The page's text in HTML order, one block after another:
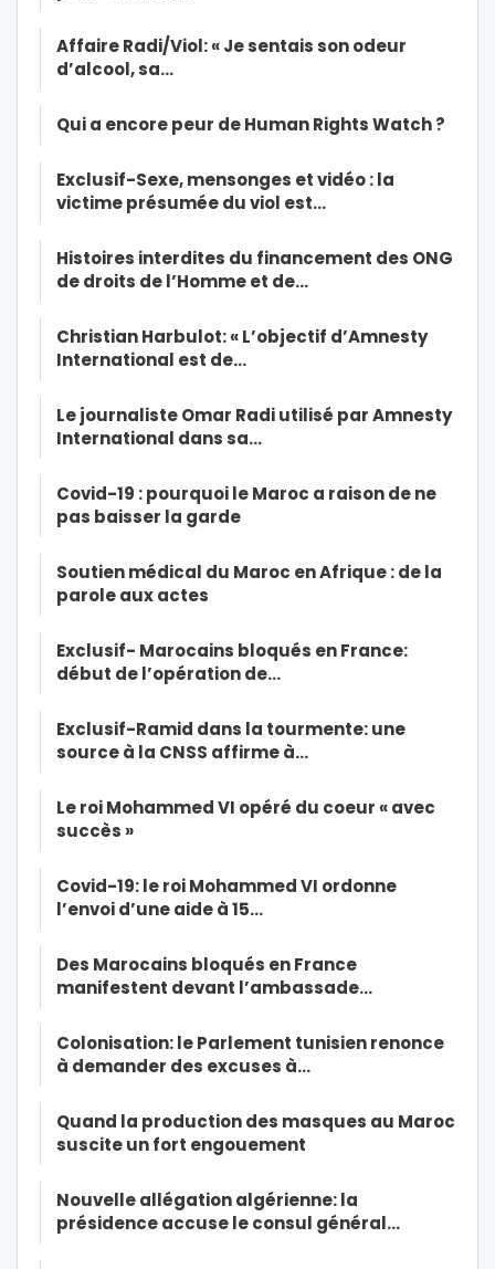
Affaire Radi/Viol: « Je sentais son odeur
d’alcool, sa…
Qui a encore peur de Human Rights Watch ?
Exclusif-Sexe, mensonges et vidéo : la
victime présumée du viol est…
Histoires interdites du financement des ONG
de droits de l’Homme et de…
Christian Harbulot: « L’objectif d’Amnesty
International est de…
Le journaliste Omar Radi utilisé par Amnesty
International dans sa…
Covid-19 : pourquoi le Maroc a raison de ne
pas baisser la garde
Soutien médical du Maroc en Afrique : de la
parole aux actes
Exclusif- Marocains bloqués en France:
début de l’opération de…
Exclusif-Ramid dans la tourmente: une
source à la CNSS affirme à…
Le roi Mohammed VI opéré du coeur « avec
succès »
Covid-19: le roi Mohammed VI ordonne
l’envoi d’une aide à 15…
Des Marocains bloqués en France
manifestent devant l’ambassade…
Colonisation: le Parlement tunisien renonce
à demander des excuses à…
Quand la production des masques au Maroc
suscite un fort engouement
Nouvelle allégation algérienne: la
présidence accuse le consul général…